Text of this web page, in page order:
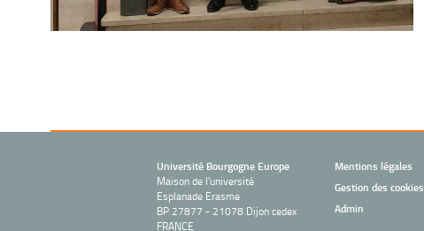
Université Bourgogne Europe
Maison de l'université
Esplanade Erasme
BP 27877 - 21078 Dijon cedex
FRANCE
Mentions légales
Gestion des cookies
Admin